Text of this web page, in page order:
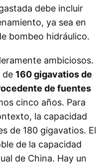
debe incluir
ya sea en
bombeo hidráulico.
ambiciosos.
de 160 gigavatios de
de fuentes
cinco años. Para
la capacidad
de 180 gigavatios. El
de la capacidad
de China. Hay un